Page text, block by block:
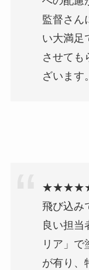
監督さん
い大満足
させても
ざいます。
飛び込み
良い担当
リア」で
が有り、